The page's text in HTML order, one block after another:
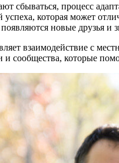
сбываться, процесс
которая может
новые друзья
взаимодействие с
сообщества, которые